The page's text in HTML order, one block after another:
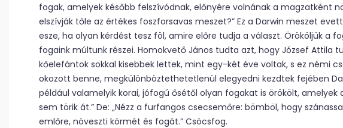
fogak, amelyek később felszívódnak, előnyére volnának a magzatként
elszívják tőle az értékes foszforsavas meszet?” Ez a Darwin meszet
esze, ha olyan kérdést tesz föl, amire előre tudja a választ. Örököljük a
fogaink múltunk részei. Homokvető János tudta azt, hogy József Attila
kőelefántok sokkal kisebbek lettek, mint egy-két éve voltak, s ez némi
okozott benne, megkülönböztethetetlenül elegyedni kezdtek fejében
például valamelyik korai, jófogú ősétől olyan fogakat is örökölt, amelyek
sem törik át.” De: „Nézz a furfangos csecsemőre: bömböl, hogy
emlőre, növeszti körmét és fogát.” Csöcsfog.